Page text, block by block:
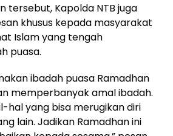
tersebut, Kapolda NTB juga
khusus kepada masyarakat
Islam yang tengah
puasa.
ibadah puasa Ramadhan
memperbanyak amal ibadah.
hal yang bisa merugikan diri
lain. Jadikan Ramadhan ini